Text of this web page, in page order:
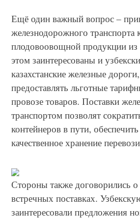
Ещё один важный вопрос –
железнодорожного транспорта
плодовоовощной продукции из
этом заинтересованы и
казахстанские железные
предоставлять льготные
провозе товаров. Поставки
транспортом позволят
контейнеров в пути,
качественное хранение
Стороны также договорились
встречных поставках.
заинтересовали предложения